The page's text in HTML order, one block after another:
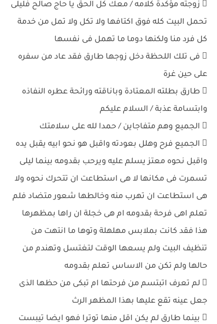
 زوجته مؤكدة كلامه / معك كل الحق يا حاج صالح فليلى
تحمل البيت كله فوق اكتافها ولا تكل ولا تمل من خدمة
كل فرد منا ولكنها دوما ما تهمل فى نفسها
 فى تلك اللحظة دخل زوجها طارق فقد عاد من سفره
على حين غرة
 طارق بطلته المعتادة وباناقته ورائحة عطره النفاذه
وابتسامة عذبة / السلام عليكم
 الجميع وهم متفاجاين / حمدا لله على سلامتك
 الجميع فرح وهلل بعودته واقبل هو نحو ابيه يقبل يده
واقبل نحوه معتز يسلم عليه ويرحب بقدومه بينما ليلى
تسمرت فى مكانها لا هى استطاعت ان تتحرك نحوه ولا
هى استطاعت ان تهرب منه وخالطها شعور متضاد فلم
تعلم اهى فرحة بقدومه ام هى خجلة ان راها بمظهرها
هذا فقد كانت بملابس مهلهلة وتوها ما انتهت من
تنظيف البيت ولم يسعها الوقت لتغتسل وتهندم من
حالها ولم تكن من الاساس تعلم بقدومه
 لم تعرف اتبتسم من فرحتها ام تبكى من حظها الذى
جعل عينه تقع عليها بهذا المظهر الرث
 بينما طارق لم يكن اقل منها توترا فهو ايضا تيبست